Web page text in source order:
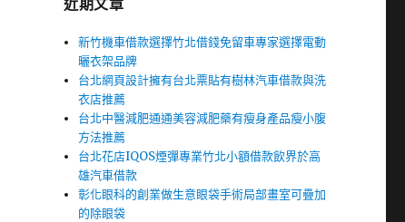
近期文章
新竹機車借款選擇竹北借錢免留車專家選擇電動
曬衣架品牌
台北網頁設計擁有台北票貼有樹林汽車借款與洗
衣店推薦
台北中醫減肥通通美容減肥藥有瘦身產品瘦小腹
方法推薦
台北花店IQOS煙彈專業竹北小額借款飲界於高
雄汽車借款
彰化眼科的創業做生意眼袋手術局部畫室可疊加
的除眼袋